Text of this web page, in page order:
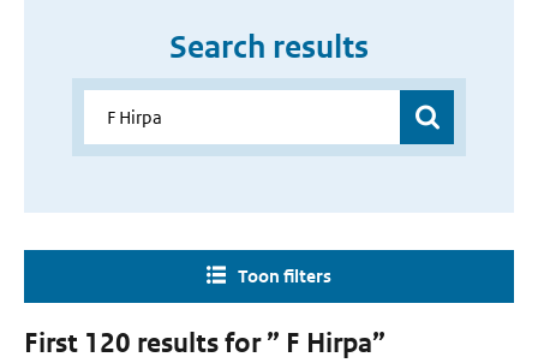
Search results
Toon filters
First 120 results for ” F Hirpa”